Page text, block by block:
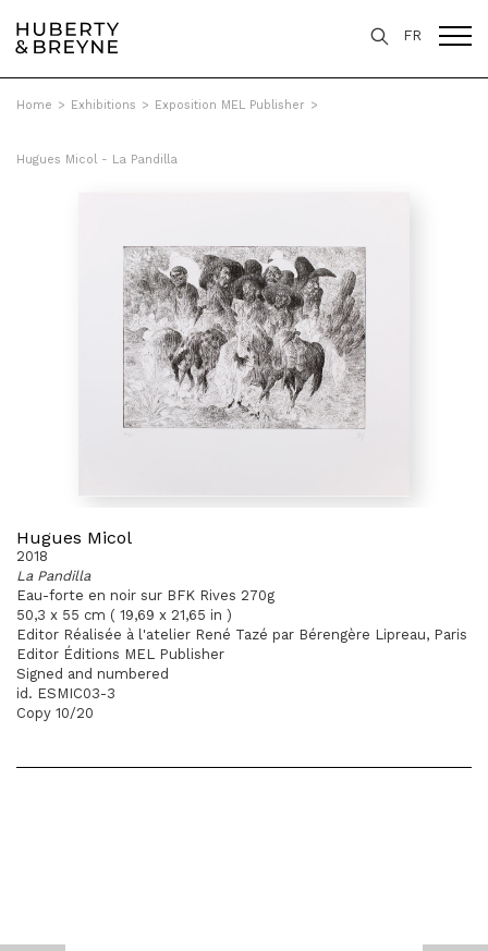
FR
Home > Exhibitions > Exposition MEL Publisher >
Hugues Micol - La Pandilla
Hugues Micol
2018
La Pandilla
Eau-forte en noir sur BFK Rives 270g
50,3 x 55 cm ( 19,69 x 21,65 in )
Editor Réalisée à l'atelier René Tazé par Bérengère Lipreau, Paris
Editor Éditions MEL Publisher
Signed and numbered
id. ESMIC03-3
Copy 10/20